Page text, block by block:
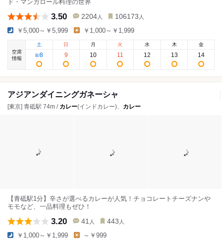
ド・マンガロール料理の世界
3.50 2204 人 106173 人
￥5,000～￥5,999 ￥1,000～￥1,999
空席
情報
土
8/8
日
9
月
10
火
11
水
12
木
13
金
14
アジアンダイニングガネーシャ
[東京] 青砥駅 74m / カレー(インドカレー)、 カレー
【青砥駅1分】辛さが選べるカレーが人気！チョコレートチーズナンや
モモなど、一品料理もぜひ！
3.20 41 人 443 人
￥1,000～￥1,999 ～￥999